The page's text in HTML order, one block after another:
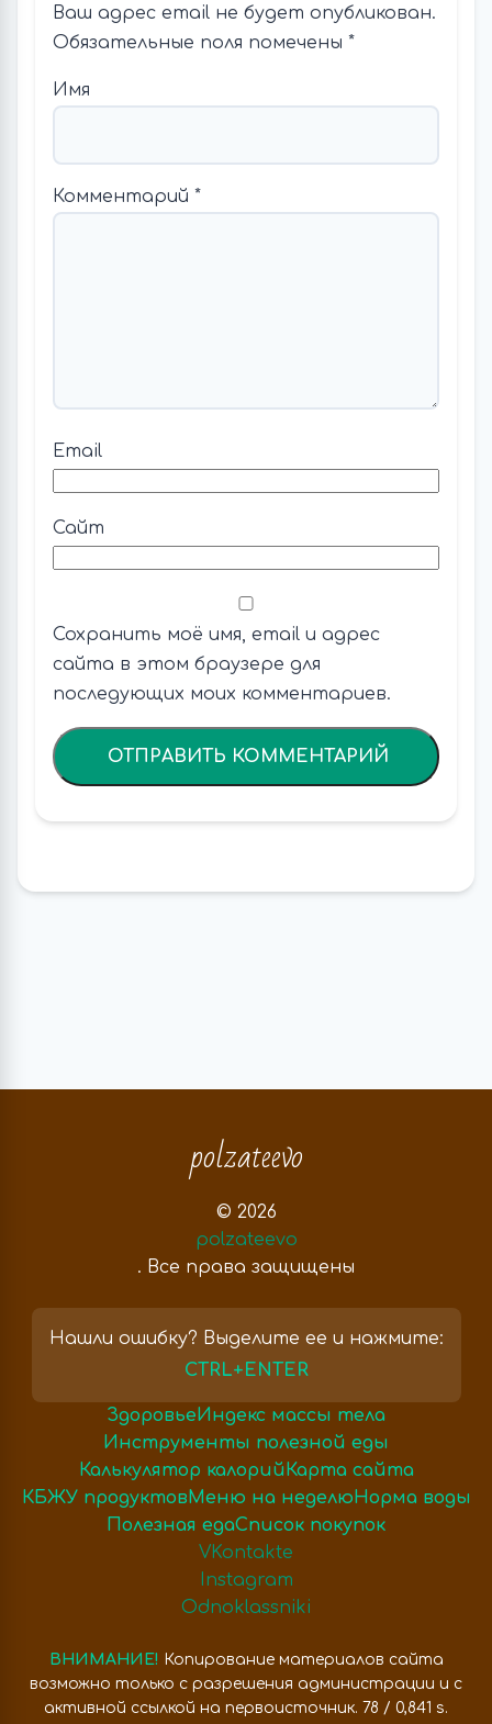
Ваш адрес email не будет опубликован.
Обязательные поля помечены *
Имя
Комментарий *
Email
Сайт
Сохранить моё имя, email и адрес
сайта в этом браузере для
последующих моих комментариев.
polzateevo
© 2026
polzateevo
. Все права защищены
Нашли ошибку? Выделите ее и нажмите:
CTRL+ENTER
Здоровье Индекс массы тела
Инструменты полезной еды
Калькулятор калорий Карта сайта
КБЖУ продуктов Меню на неделю Норма воды
Полезная едаСписок покупок
VKontakte
Instagram
Odnoklassniki
ВНИМАНИЕ! Копирование материалов сайта
возможно только с разрешения администрации и с
активной ссылкой на первоисточник. 78 / 0,841 s.